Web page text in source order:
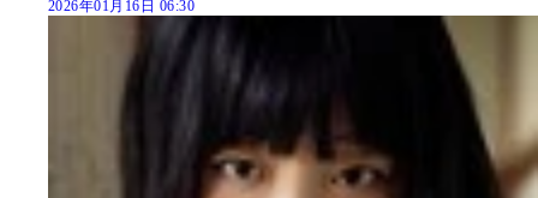
2026年01月16日 06:30